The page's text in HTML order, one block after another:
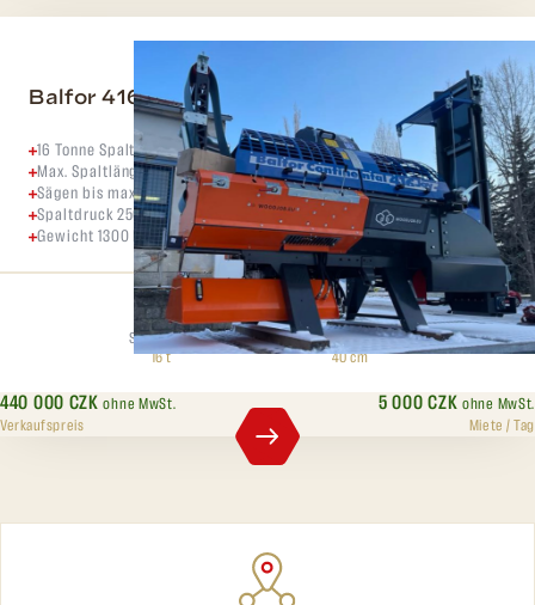
Balfor 416 Joy
16 Tonne Spaltkraft
Max. Spaltlänge 60cm
Sägen bis maximal 40 cm Durchmesser
Spaltdruck 250 Bar bei ca. 16 Tonnen
Gewicht 1300 Kg
Spaltdruck
16 t
Max. Durchmesser
40 cm
440 000 CZKohne MwSt.
Verkaufspreis
5 000 CZK ohne MwSt.
Miete / Tag